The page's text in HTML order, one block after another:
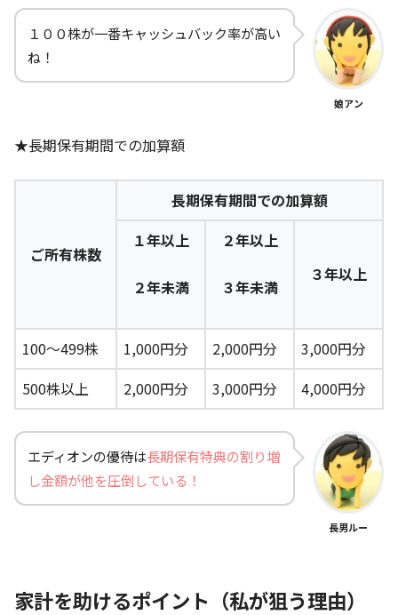
１００株が一番キャッシュバック率が高い
ね！
娘アン
★長期保有期間での加算額
ご所有株数
長期保有期間での加算額
１年以上
２年未満
２年以上
３年未満
３年以上
100～499株 1,000円分 2,000円分
3,000円分
500株以上
2,000円分 3,000円分 4,000円分
エディオンの優待は長期保有特典の割り増
し金額が他を圧倒している！
長男ルー
家計を助けるポイント（私が狙う理由）